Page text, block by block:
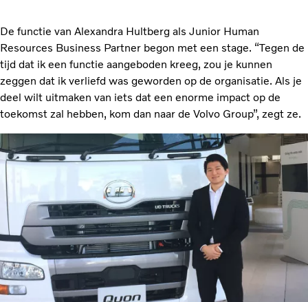
De functie van Alexandra Hultberg als Junior Human
Resources Business Partner begon met een stage. “Tegen de
tijd dat ik een functie aangeboden kreeg, zou je kunnen
zeggen dat ik verliefd was geworden op de organisatie. Als je
deel wilt uitmaken van iets dat een enorme impact op de
toekomst zal hebben, kom dan naar de Volvo Group”, zegt ze.